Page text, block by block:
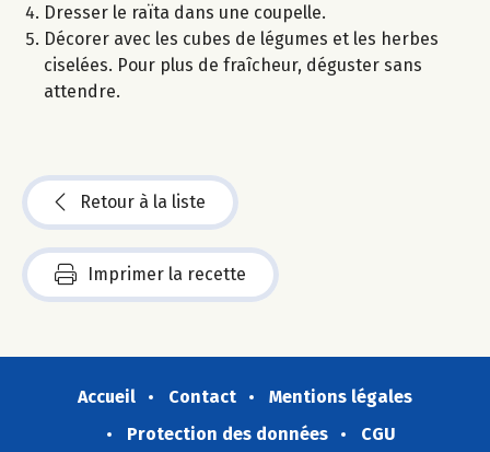
Dresser le raïta dans une coupelle.
Décorer avec les cubes de légumes et les herbes
ciselées. Pour plus de fraîcheur, déguster sans
attendre.
Retour à la liste
Imprimer la recette
Accueil Contact
Mentions légales
Protection des données
CGU